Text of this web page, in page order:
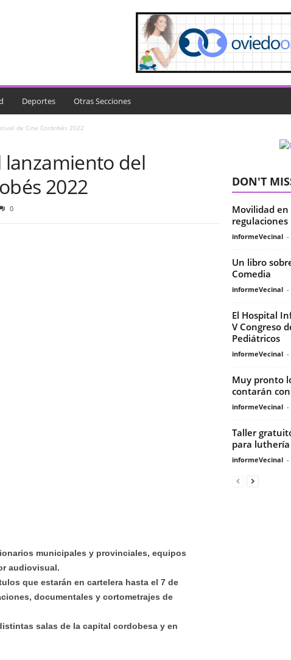
Deportes Otras Secciones
de Cine Cordobés 2022
del
2022
0
municipales y provinciales, equipos
audiovisual.
que estarán en cartelera hasta el 7 de
documentales y cortometrajes de
salas de la capital cordobesa y en
DON'T
Movilidad en
regulaciones
informeVecinal -
Un libro
Comedia
informeVecinal -
El Hospital
V Congreso
Pediátricos
informeVecinal -
Muy pronto
contarán
informeVecinal -
Taller
para
informeVecinal -